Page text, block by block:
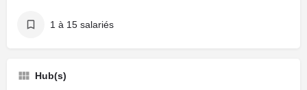
1 à 15 salariés
Hub(s)